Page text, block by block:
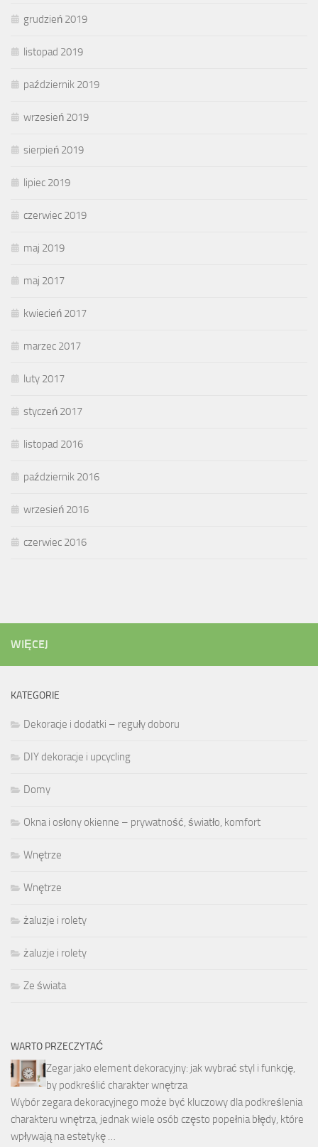
grudzień 2019
listopad 2019
październik 2019
wrzesień 2019
sierpień 2019
lipiec 2019
czerwiec 2019
maj 2019
maj 2017
kwiecień 2017
marzec 2017
luty 2017
styczeń 2017
listopad 2016
październik 2016
wrzesień 2016
czerwiec 2016
WIĘCEJ
KATEGORIE
Dekoracje i dodatki – reguły doboru
DIY dekoracje i upcycling
Domy
Okna i osłony okienne – prywatność, światło, komfort
Wnętrze
Wnętrze
żaluzje i rolety
żaluzje i rolety
Ze świata
WARTO PRZECZYTAĆ
Zegar jako element dekoracyjny: jak wybrać styl i funkcję,
by podkreślić charakter wnętrza
Wybór zegara dekoracyjnego może być kluczowy dla podkreślenia
charakteru wnętrza, jednak wiele osób często popełnia błędy, które
wpływają na estetykę …